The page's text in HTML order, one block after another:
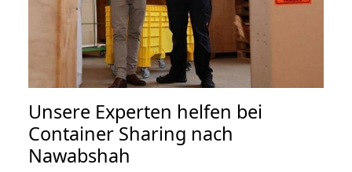
Unsere Experten helfen bei
Container Sharing nach
Nawabshah